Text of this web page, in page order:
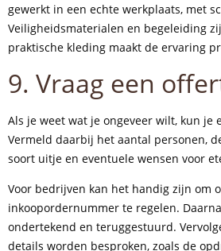
gewerkt in een echte werkplaats, met
Veiligheidsmaterialen en begeleiding
praktische kleding maakt de ervaring
9. Vraag een
Als je weet wat je ongeveer wilt, kun je
Vermeld daarbij het aantal personen,
soort uitje en eventuele wensen voor
Voor bedrijven kan het handig zijn om
inkoopordernummer te regelen.
ondertekend en teruggestuurd.
details worden besproken, zoals de